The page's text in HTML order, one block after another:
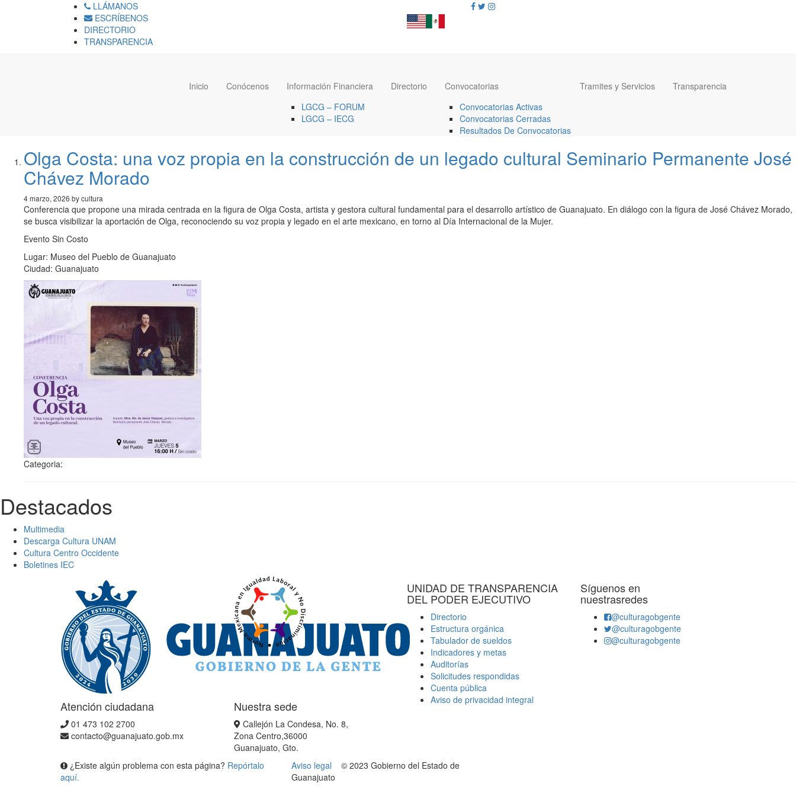
LLÁMANOS
ESCRÍBENOS
DIRECTORIO
TRANSPARENCIA
Inicio Conócenos
Información Financiera
LGCG – FORUM
LGCG – IECG
Directorio
Convocatorias
Convocatorias Activas
Convocatorias Cerradas
Resultados De Convocatorias
Tramites y Servicios Transparencia
Olga Costa: una voz propia en la construcción de un legado cultural Seminario Permanente José
Chávez Morado
4 marzo, 2026 by cultura
Conferencia que propone una mirada centrada en la figura de Olga Costa, artista y gestora cultural fundamental para el desarrollo artístico de Guanajuato. En diálogo con la figura de José Chávez Morado,
se busca visibilizar la aportación de Olga, reconociendo su voz propia y legado en el arte mexicano, en torno al Día Internacional de la Mujer.
Evento Sin Costo
Lugar: Museo del Pueblo de Guanajuato
Ciudad: Guanajuato
Categoria:
Destacados
Multimedia
Descarga Cultura UNAM
Cultura Centro Occidente
Boletines IEC
Atención ciudadana
01 473 102 2700
contacto@guanajuato.gob.mx
Nuestra sede
Callejón La Condesa, No. 8,
Zona Centro,36000
Guanajuato, Gto.
UNIDAD DE TRANSPARENCIA
DEL PODER EJECUTIVO
Directorio
Estructura orgánica
Tabulador de sueldos
Indicadores y metas
Auditorías
Solicitudes respondidas
Cuenta pública
Aviso de privacidad integral
Síguenos en
nuestrasredes
@culturagobgente
@culturagobgente
@culturagobgente
¿Existe algún problema con esta página? Repórtalo
aquí.
Aviso legal
© 2023 Gobierno del Estado de
Guanajuato